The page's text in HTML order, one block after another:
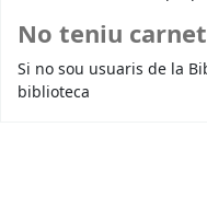
No teniu
Si no sou usuaris de la
biblioteca